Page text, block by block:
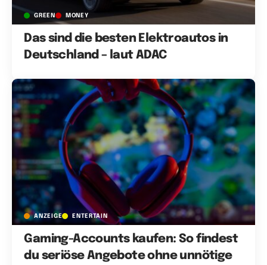
GREEN MONEY
Das sind die besten Elektroautos in
Deutschland – laut ADAC
ANZEIGE ENTERTAIN
Gaming-Accounts kaufen: So findest
du seriöse Angebote ohne unnötige